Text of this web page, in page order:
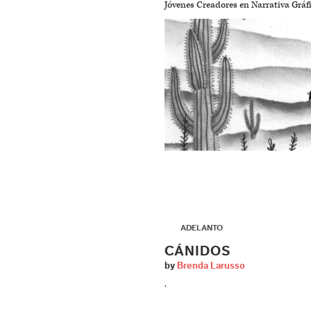
Jóvenes Creadores en Narrativa
ADELANTO
CÁNIDOS
by Brenda Larusso
.